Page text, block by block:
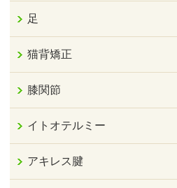
足
猫背矯正
膝関節
イトオテルミー
アキレス腱